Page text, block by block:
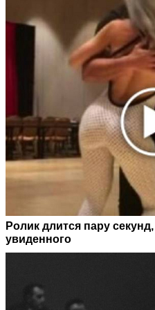
Ролик длится пару
увиденного